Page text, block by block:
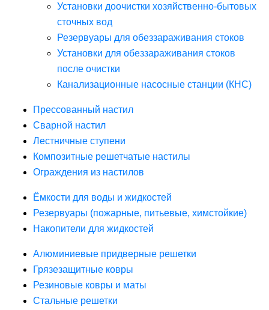
Установки доочистки хозяйственно-бытовых
сточных вод
Резервуары для обеззараживания стоков
Установки для обеззараживания стоков
после очистки
Канализационные насосные станции (КНС)
Прессованный настил
Сварной настил
Лестничные ступени
Композитные решетчатые настилы
Ограждения из настилов
Ёмкости для воды и жидкостей
Резервуары (пожарные, питьевые, химстойкие)
Накопители для жидкостей
Алюминиевые придверные решетки
Грязезащитные ковры
Резиновые ковры и маты
Стальные решетки